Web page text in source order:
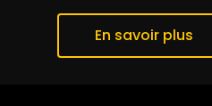
En savoir plus